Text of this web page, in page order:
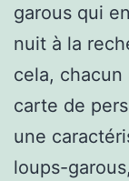
garous qui
nuit à la
cela,
carte de
une
loups-